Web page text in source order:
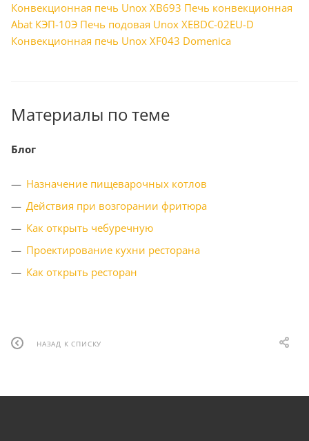
Конвекционная печь Unox XB693 Печь конвекционная
Abat КЭП-10Э Печь подовая Unox XEBDC-02EU-D
Конвекционная печь Unox XF043 Domenica
Материалы по теме
Блог
Назначение пищеварочных котлов
Действия при возгорании фритюра
Как открыть чебуречную
Проектирование кухни ресторана
Как открыть ресторан
НАЗАД К СПИСКУ